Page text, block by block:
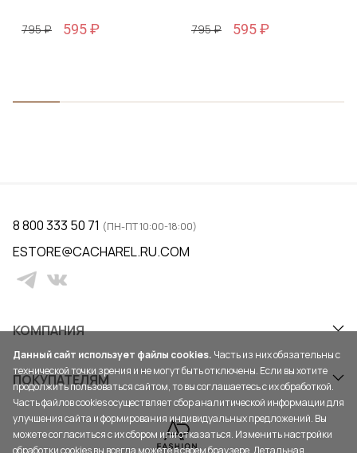
795 ₽ 595 ₽ 795 ₽ 595 ₽
КОМПАНИЯ
ПОКУПАТЕЛЯМ
8 800 333 50 71 (ПН-ПТ 10:00-18:00)
ESTORE@CACHAREL.RU.COM
Данный сайт использует файлы cookies. Часть из них обязательны с
технической точки зрения и не могут быть отключены. Если вы хотите
продолжить пользоваться сайтом, то вы соглашаетесь с их обработкой.
Часть файлов cookies осуществляет сбор аналитической информации для
улучшения сайта и формирования индивидуальных предложений. Вы
можете согласиться с их сбором или отказаться. Изменить настройки
обработки cookies вы всегда можете в своем браузере. Детальная